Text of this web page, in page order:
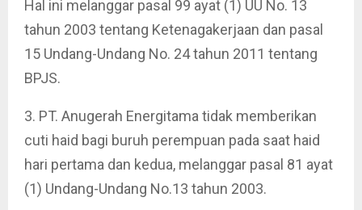
Hal ini melanggar pasal 99 ayat (1) UU No. 13
tahun 2003 tentang Ketenagakerjaan dan pasal
15 Undang-Undang No. 24 tahun 2011 tentang
BPJS.
3. PT. Anugerah Energitama tidak memberikan
cuti haid bagi buruh perempuan pada saat haid
hari pertama dan kedua, melanggar pasal 81 ayat
(1) Undang-Undang No.13 tahun 2003.